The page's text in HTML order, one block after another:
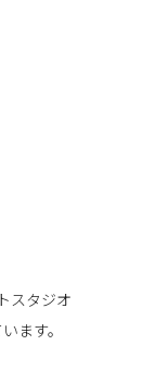
スタジオ
ます。